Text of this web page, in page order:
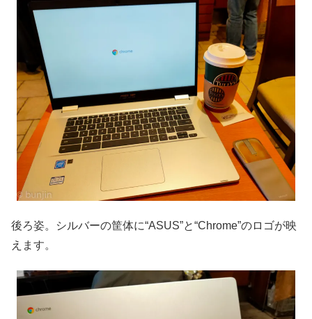
後ろ姿。シルバーの筐体に“ASUS”と“Chrome”のロゴが映
えます。